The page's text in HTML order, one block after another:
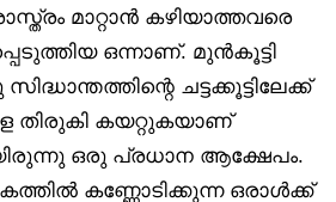
മാറ്റാൻ കഴിയാത്തവരെ
ഒന്നാണ്. മുൻകൂട്ടി
ചട്ടക്കൂട്ടിലേക്ക്
തിരുകി കയറ്റുകയാണ്
ഒരു പ്രധാന ആക്ഷേപം.
കണ്ണോടിക്കുന്ന ഒരാൾക്ക്